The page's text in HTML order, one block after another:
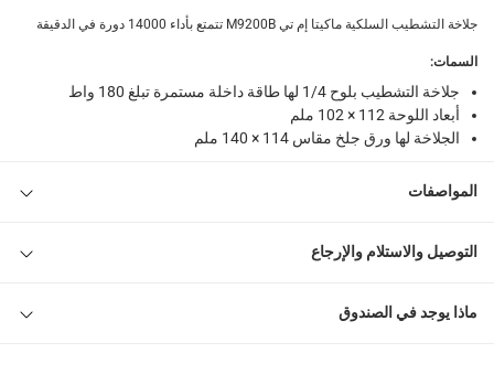
What's in the Box
1 جلاخة تشطيب سلكية ماكيتا إم تي M9200B (180 واط)
جلاخة التشطيب السلكية ماكيتا إم تي M9200B تتمتع بأداء 14000 دورة في الدقيقة
السمات:
جلاخة التشطيب بلوح 1/4 لها طاقة داخلة مستمرة تبلغ 180 واط
أبعاد اللوحة 112 × 102 ملم
الجلاخة لها ورق جلخ مقاس 114 × 140 ملم
المواصفات
التوصيل والاستلام والإرجاع
ماذا يوجد في الصندوق